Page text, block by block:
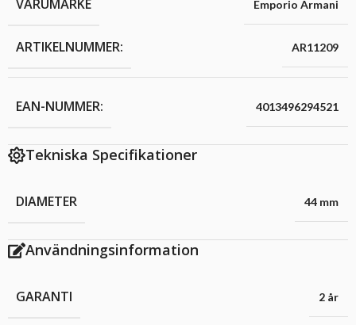
VARUMÄRKE Emporio Armani
ARTIKELNUMMER: AR11209
EAN-NUMMER: 4013496294521
Tekniska Specifikationer
DIAMETER 44 mm
Användningsinformation
GARANTI 2 år